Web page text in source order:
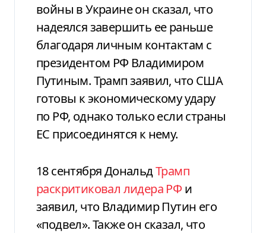
войны в Украине он сказал, что
надеялся завершить ее раньше
благодаря личным контактам с
президентом РФ Владимиром
Путиным. Трамп заявил, что США
готовы к экономическому удару
по РФ, однако только если страны
ЕС присоединятся к нему.
18 сентября ДональдТрамп
раскритиковал лидера РФ и
заявил, что Владимир Путин его
«подвел». Также он сказал, что